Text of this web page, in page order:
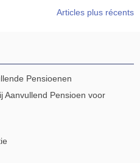
Articles plus récents
Pensioenen
Aanvullend Pensioen voor